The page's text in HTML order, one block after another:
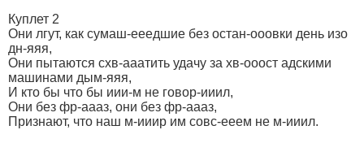
Куплет 2
Они лгут, как сумаш-ееедшие без остан-ооовки день изо
дн-яяя,
Они пытаются схв-ааатить удачу за хв-ооост адскими
машинами дым-яяя,
И кто бы что бы иии-м не говор-ииил,
Они без фр-аааз, они без фр-аааз,
Признают, что наш м-ииир им совс-ееем не м-ииил.